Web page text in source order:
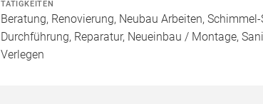
TÄTIGKEITEN
Beratung, Renovierung, Neubau Arbeiten,
Durchführung, Reparatur, Neueinbau / Montage,
Verlegen